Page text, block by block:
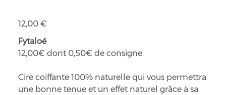
Prix
12,00 €
Fytaloé
12,00€ dont 0,50€ de consigne.
Cire coiffante 100% naturelle qui vous permettra
une bonne tenue et un effet naturel grâce à sa